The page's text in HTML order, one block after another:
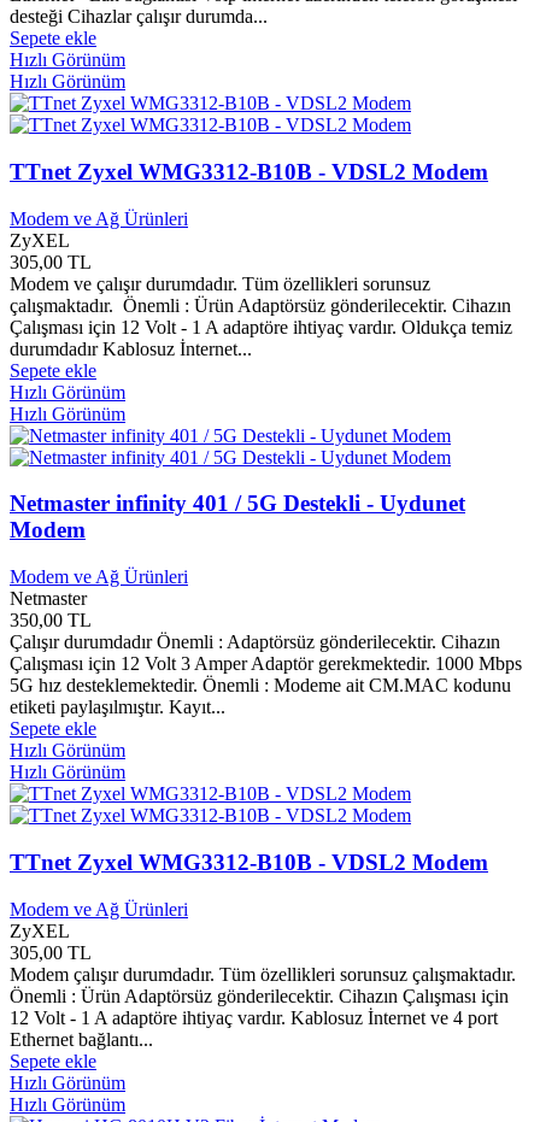
Atom Yayınları 0
ATP Yayınları
Audi
Aura Yayınları 0
Avangard Yayınları 0
Avrasya Kütüphaneciler Birliği 0
Avrupa Yakası Yayınları
Aya Kitap Yayınları
Ayata Yayınları 0
Aydın Yayınları 0
Aydınlık Evler Anadolu Lisesi 0
Aydüşü Yayınları
Aygan Yayınları
Ayizi Yayınları
Aykırı Yayınları 0
Aylak Adam Yayınları 0
Ayrıntı Yayınları 0
Aziz Andaç Yayınları
Aziz Jet Sedef Müzik Yapım
B. D. Yayınları
Babil Çocuk Yayınları 0
Babil Yayınları 0
Babıali Kültür Yayınları
Bağlam Yayınları
Bahar Çocuk Klasik Yayınları
Balet Plak
Barış Kitap Yayınları 0
Başak Kitapevi Yayınları 0
Başkan Yayınları 0
Batma Books
Bayer Yayınları
Bayrak Yayınları 0
Bayrampaşa Belediyesi 0
Bayzem Yayınları
BB101 Yayınları
Beda Yayınları
Bedir Yayınları
desteği Cihazlar çalışır durumda...
Sepete ekle
Hızlı Görünüm
Hızlı Görünüm
TTnet Zyxel WMG3312-B10B - VDSL2 Modem
Modem ve Ağ Ürünleri
ZyXEL
305,00 TL
Modem ve çalışır durumdadır. Tüm özellikleri sorunsuz
çalışmaktadır. Önemli : Ürün Adaptörsüz gönderilecektir. Cihazın
Çalışması için 12 Volt - 1 A adaptöre ihtiyaç vardır. Oldukça temiz
durumdadır Kablosuz İnternet...
Sepete ekle
Hızlı Görünüm
Hızlı Görünüm
Netmaster infinity 401 / 5G Destekli - Uydunet
Modem
Modem ve Ağ Ürünleri
Netmaster
350,00 TL
Çalışır durumdadır Önemli : Adaptörsüz gönderilecektir. Cihazın
Çalışması için 12 Volt 3 Amper Adaptör gerekmektedir. 1000 Mbps
5G hız desteklemektedir. Önemli : Modeme ait CM.MAC kodunu
etiketi paylaşılmıştır. Kayıt...
Sepete ekle
Hızlı Görünüm
Hızlı Görünüm
TTnet Zyxel WMG3312-B10B - VDSL2 Modem
Modem ve Ağ Ürünleri
ZyXEL
305,00 TL
Modem çalışır durumdadır. Tüm özellikleri sorunsuz çalışmaktadır.
Önemli : Ürün Adaptörsüz gönderilecektir. Cihazın Çalışması için
12 Volt - 1 A adaptöre ihtiyaç vardır. Kablosuz İnternet ve 4 port
Ethernet bağlantı...
Sepete ekle
Hızlı Görünüm
Hızlı Görünüm